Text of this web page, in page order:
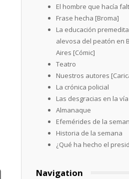
El hombre que hacía
Frase hecha [Broma]
La educación
alevosa del peatón en
Aires [Cómic]
Teatro
Nuestros autores
La crónica policial
Las desgracias en la
Almanaque
Efemérides de la
Historia de la semana
¿Qué ha hecho el
Navigation